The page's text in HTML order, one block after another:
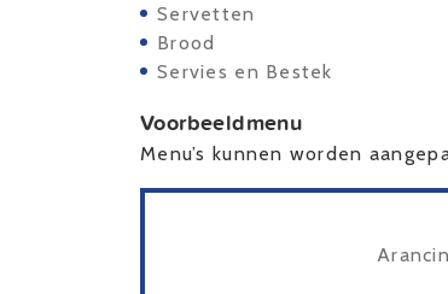
Servetten
Brood
Servies en Bestek
Voorbeeldmenu
Menu’s kunnen worden